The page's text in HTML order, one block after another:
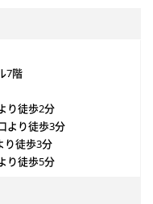
7階
り徒歩2分
より徒歩3分
り徒歩3分
り徒歩5分